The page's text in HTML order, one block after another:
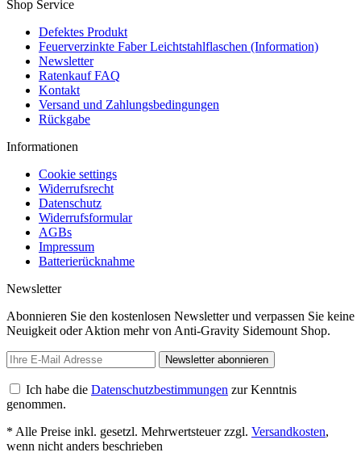
Shop Service
Defektes Produkt
Feuerverzinkte Faber Leichtstahlflaschen (Information)
Newsletter
Ratenkauf FAQ
Kontakt
Versand und Zahlungsbedingungen
Rückgabe
Informationen
Cookie settings
Widerrufsrecht
Datenschutz
Widerrufsformular
AGBs
Impressum
Batterierücknahme
Newsletter
Abonnieren Sie den kostenlosen Newsletter und verpassen Sie keine
Neuigkeit oder Aktion mehr von Anti-Gravity Sidemount Shop.
Newsletter abonnieren
Ich habe die Datenschutzbestimmungen zur Kenntnis
genommen.
* Alle Preise inkl. gesetzl. Mehrwertsteuer zzgl. Versandkosten,
wenn nicht anders beschrieben